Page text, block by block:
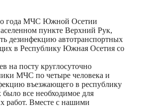
года МЧС Южной Осетии
пункте Верхний Рук,
дезинфекцию автотранспортных
в Республику Южная Осетия со
на посту круглосуточно
МЧС по четыре человека и
въезжающего в республику
все необходимое для
работ. Вместе с нашими